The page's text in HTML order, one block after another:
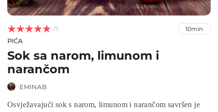


 (1) 10min
PIĆA
Sok sa narom, limunom i
narančom
EMINAB
Osvježavajući sok s narom, limunom i narančom savršen je